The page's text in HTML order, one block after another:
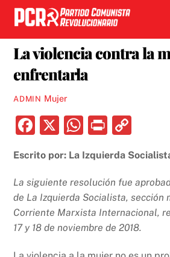
Skip
content
La violencia contra la
enfrentarla
ADMIN Mujer
F
c
e
b
o
X
W
at
s
A
p
P
nt p
y
Li
n
Escrito por: La Izquierda
La siguiente resolución fue
de La Izquierda Socialista, sección
Corriente Marxista Internacional,
17 y 18 de noviembre de 2018.